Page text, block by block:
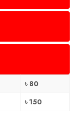
৳ 80
৳ 150